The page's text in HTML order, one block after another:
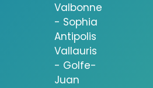
Valbonne
- Sophia
Antipolis
Vallauris
- Golfe-
Juan